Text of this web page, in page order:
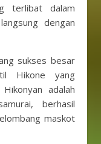
terlibat dalam
dengan
sukses besar
Hikone yang
adalah
berhasil
maskot